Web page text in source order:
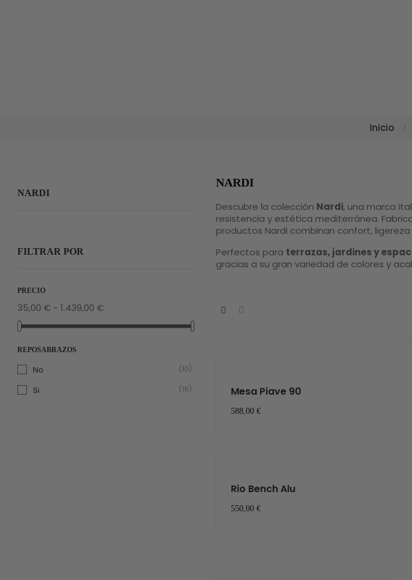
Inicio
NARDI
FILTRAR POR
PRECIO
35,00 € - 1.439,00 €
REPOSABRAZOS
No (10)
Si (16)
NARDI
Descubre la colección Nardi, una marca
resistencia y estética mediterránea.
productos Nardi combinan confort, ligereza
Perfectos para terrazas, jardines y
gracias a su gran variedad de colores y
Mesa Piave 90
588,00 €
Rio Bench Alu
550,00 €